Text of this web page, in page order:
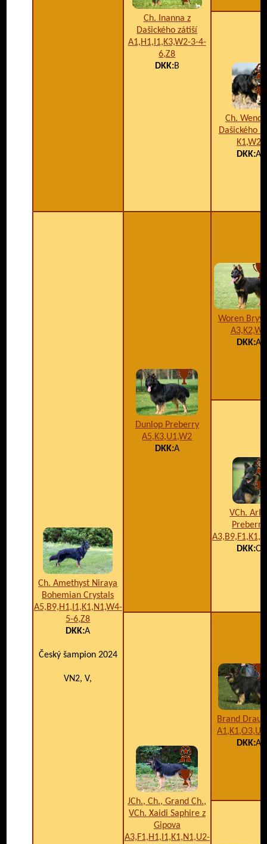
Ch. Inanna z
Dašického zátiší
A1,H1,I1,K3,W2-3-4-
6,Z8
DKK:B
Ch.
Dašického
K1,W2
DKK:A
Ch. Amethyst Niraya
Bohemian Crystals
A5,B9,H1,I1,K1,N1,W4-
5-6,Z8
DKK:A
Český šampion 2024
VN2, V,
Dunlop Preberry
A5,K3,U1,W2
DKK:A
Woren
A3,K2,W1
DKK:A
VCh.
Preberry
DKK:C
JCh., Ch., Grand Ch.,
VCh. Xaidi Saphire z
Gipova
A3,F1,H1,I1,K1,N1,U2-
Brand
DKK:A